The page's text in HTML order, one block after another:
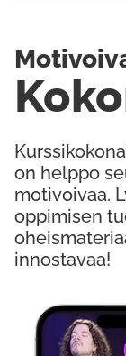
on helppo
motivoivaa.
oppimisen
innostavaa!